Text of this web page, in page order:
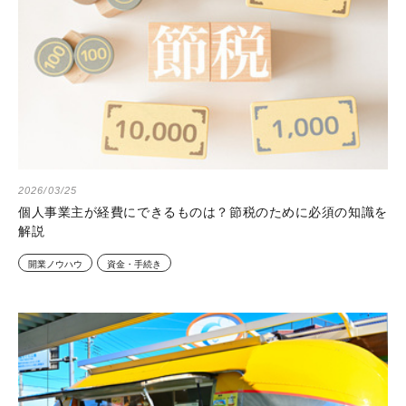
2026/03/25
個人事業主が経費にできるものは？節税のために必須の知識を
解説
開業ノウハウ 資金・手続き